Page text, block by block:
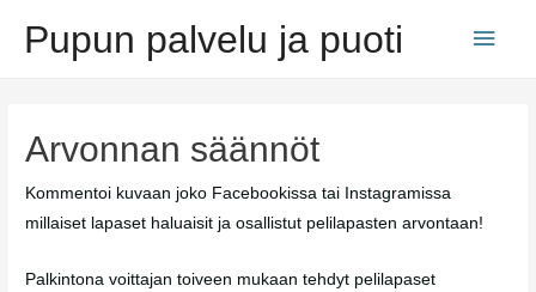
sisältöön
Pupun palvelu ja puoti
Arvonnan säännöt
Kommentoi kuvaan joko Facebookissa tai Instagramissa
millaiset lapaset haluaisit ja osallistut pelilapasten arvontaan!
Palkintona voittajan toiveen mukaan tehdyt pelilapaset